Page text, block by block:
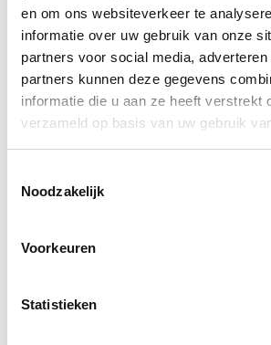
en om ons websiteverkeer te
informatie over uw gebruik van onze
partners voor social media,
partners kunnen deze gegevens
informatie die u aan ze heeft verstrekt
verzameld op basis van uw gebruik
Noodzakelijk
Voorkeuren
Statistieken
VAN 249,00VOOR 159,00
POPULAIRE EN BEST